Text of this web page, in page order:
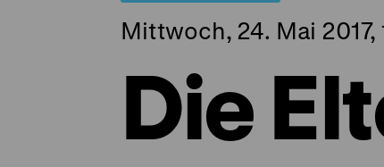
Mittwoch, 24. Mai
Die